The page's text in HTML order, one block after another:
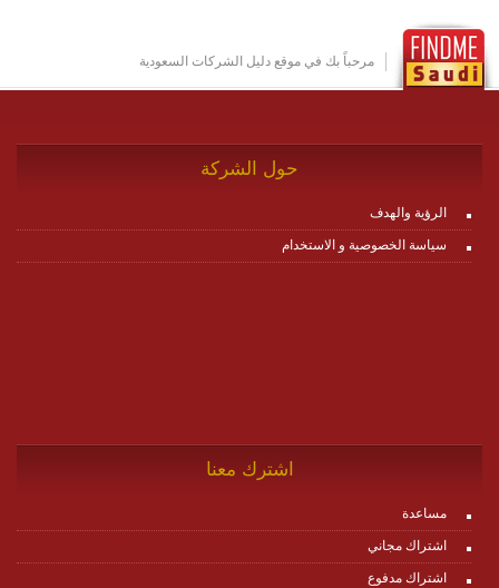
http://www.plutosms.com/zagel
مرحباً بك في موقع دليل الشركات السعودية
حول الشركة
الرؤية والهدف
سياسة الخصوصية و الاستخدام
اشترك معنا
مساعدة
اشتراك مجاني
اشتراك مدفوع